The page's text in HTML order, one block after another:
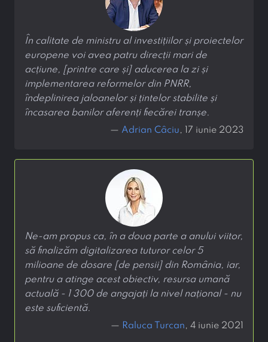
În calitate de ministru al investițiilor și proiectelor
europene voi avea patru direcții mari de
acțiune, [printre care și] aducerea la zi și
implementarea reformelor din PNRR,
îndeplinirea jaloanelor și țintelor stabilite și
încasarea banilor aferenți fiecărei tranșe.
— Adrian Câciu, 17 iunie 2023
Ne-am propus ca, în a doua parte a anului viitor,
să finalizăm digitalizarea tuturor celor 5
milioane de dosare [de pensii] din România, iar,
pentru a atinge acest obiectiv, resursa umană
actuală - 1 300 de angajați la nivel național - nu
este suficientă.
— Raluca Turcan, 4 iunie 2021